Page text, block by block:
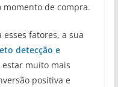
momento de compra.
fatores, a sua
detecção e
muito mais
positiva e